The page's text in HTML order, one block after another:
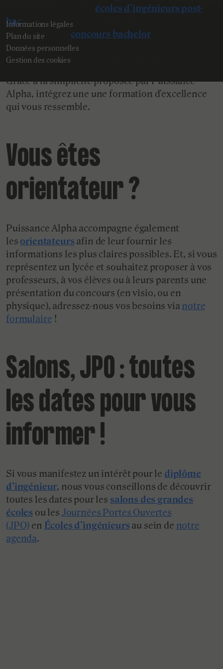
écoles d'ingénieurs post-
bacvous offrent des opportunités adaptées à
votre profil. Le concours bachelorest également
accessible pour ceux qui souhaitent suivre un
cursus en trois ans en école d’ingénieur.
Grâce à la simplicité proposée par Puissance
Alpha, intégrez une une formation d'excellence
qui vous ressemble.
Vous êtes
orientateur ?
Puissance Alpha accompagne également
les orientateursafin de leur fournir les
informations les plus claires possibles. Et, si vous
représentez un lycée et souhaitez proposer à vos
professeurs, à vos élèves ou à leurs parents une
présentation du concours (en visio, ou en
physique), adressez-nous vos besoins via notre
formulaire !
Salons, JPO : toutes
les dates pour vous
informer !
Si vous manifestez un intérêt pour le diplôme
d’ingénieur, nous vous conseillons de découvrir
toutes les dates pour les salons des grandes
écoles ou les Journées Portes Ouvertes
(JPO) en Écoles d’ingénieursau sein de notre
agenda.
Informations légales
Plan du site
Données personnelles
Gestion des cookies